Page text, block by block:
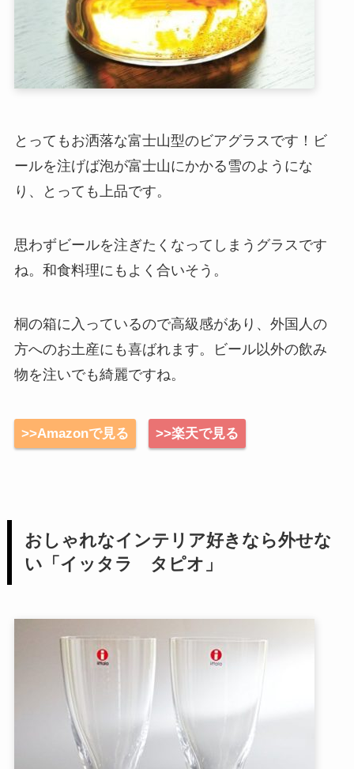
とってもお洒落な富士山型のビアグラスです！ビ
ールを注げば泡が富士山にかかる雪のようにな
り、とっても上品です。
思わずビールを注ぎたくなってしまうグラスです
ね。和食料理にもよく合いそう。
桐の箱に入っているので高級感があり、外国人の
方へのお土産にも喜ばれます。ビール以外の飲み
物を注いでも綺麗ですね。
>>Amazonで見る >>楽天で見る
おしゃれなインテリア好きなら外せな
い「イッタラ タピオ」